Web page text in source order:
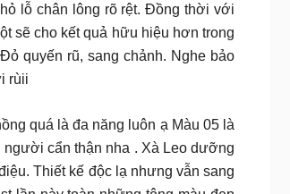
lỗ chân lông rõ rệt. Đồng thời với
sẽ cho kết quả hữu hiệu hơn trong
quyến rũ, sang chảnh. Nghe bảo
rùii
quá là đa năng luôn ạ Màu 05 là
cẩn thận nha . Xà Leo dưỡng
Thiết kế độc lạ nhưng vẫn sang